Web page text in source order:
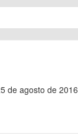
de agosto de 2016